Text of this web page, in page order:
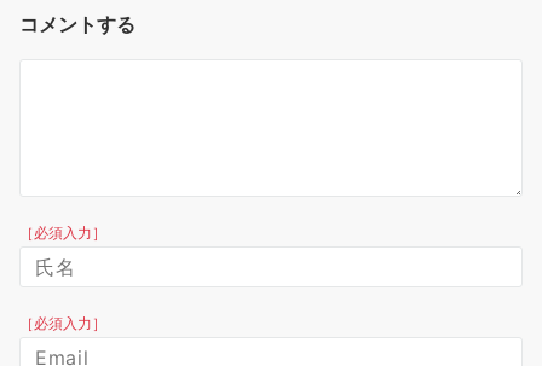
コメントする
［必須入力］
［必須入力］